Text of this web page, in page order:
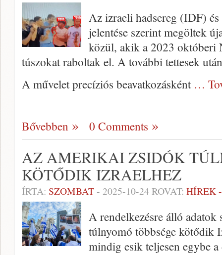
Az izraeli hadsereg (IDF)
jelentése szerint megöltek
közül, akik a 2023 októberi
túszokat raboltak el. A további tettesek
A művelet precíziós beavatkozásként …
Bővebben 0 Comments
AZ AMERIKAI ZSIDÓK
KÖTŐDIK IZRAELHEZ
ÍRTA: SZOMBAT- 2025-10-24ROVAT: HÍREK
A rendelkezésre álló
túlnyomó többsége kötődik
mindig esik teljesen egybe